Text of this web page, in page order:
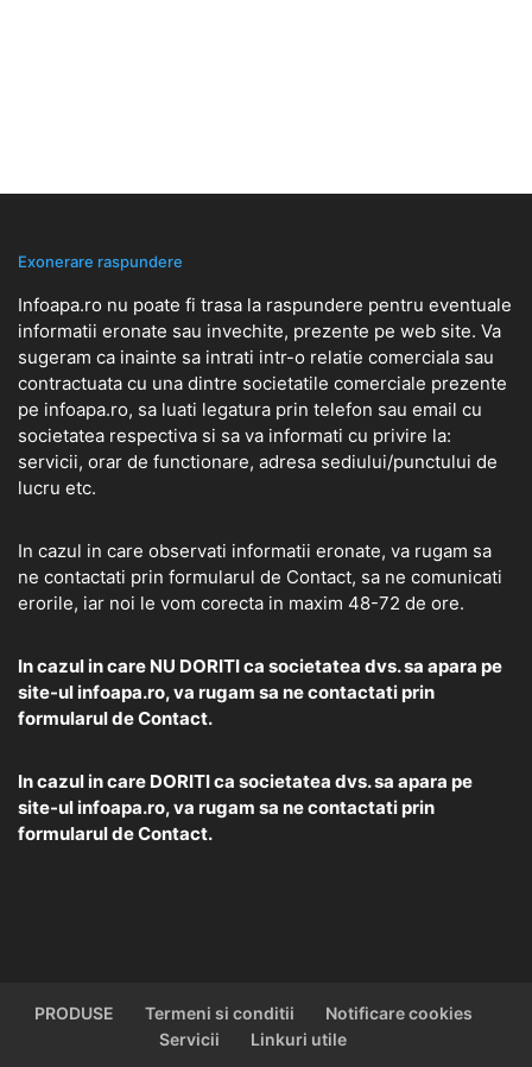
Exonerare raspundere
Infoapa.ro nu poate fi trasa la raspundere pentru eventuale
informatii eronate sau invechite, prezente pe web site. Va
sugeram ca inainte sa intrati intr-o relatie comerciala sau
contractuata cu una dintre societatile comerciale prezente
pe infoapa.ro, sa luati legatura prin telefon sau email cu
societatea respectiva si sa va informati cu privire la:
servicii, orar de functionare, adresa sediului/punctului de
lucru etc.
In cazul in care observati informatii eronate, va rugam sa
ne contactati prin formularul de Contact, sa ne comunicati
erorile, iar noi le vom corecta in maxim 48-72 de ore.
In cazul in care NU DORITI ca societatea dvs. sa apara pe
site-ul infoapa.ro, va rugam sa ne contactati prin
formularul deContact.
In cazul in care DORITI ca societatea dvs. sa apara pe
site-ul infoapa.ro, va rugam sa ne contactati prin
formularul deContact.
PRODUSE Termeni si conditii
Notificare cookies
Servicii
Linkuri utile